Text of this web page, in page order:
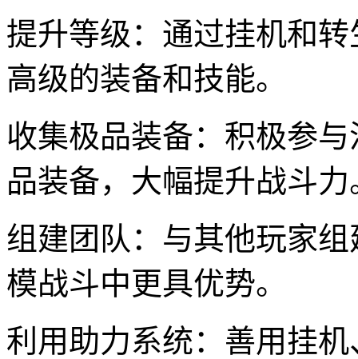
提升等级：通过挂机和
高级的装备和技能。
收集极品装备：积极参
品装备，大幅提升战斗力
组建团队：与其他玩家
模战斗中更具优势。
利用助力系统：善用挂